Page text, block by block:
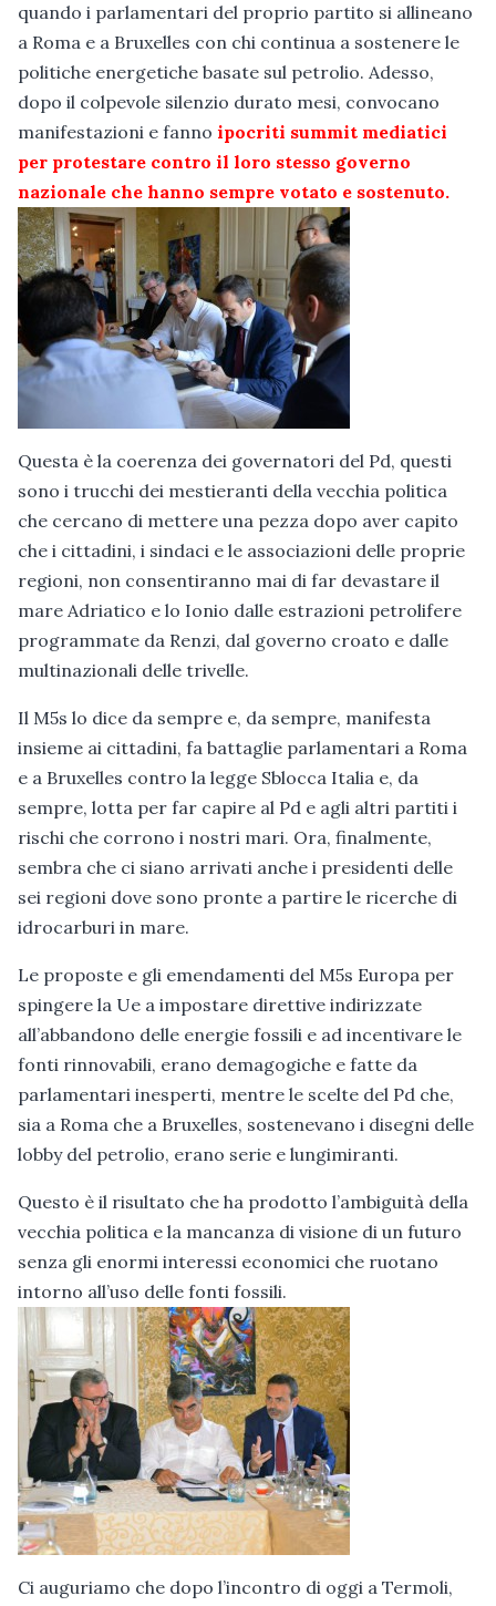
quando i parlamentari del proprio partito si allineano
a Roma e a Bruxelles con chi continua a sostenere le
politiche energetiche basate sul petrolio. Adesso,
dopo il colpevole silenzio durato mesi, convocano
manifestazioni e fanno ipocriti summit mediatici
per protestare contro il loro stesso governo
nazionale che hanno sempre votato e sostenuto.
Questa è la coerenza dei governatori del Pd, questi
sono i trucchi dei mestieranti della vecchia politica
che cercano di mettere una pezza dopo aver capito
che i cittadini, i sindaci e le associazioni delle proprie
regioni, non consentiranno mai di far devastare il
mare Adriatico e lo Ionio dalle estrazioni petrolifere
programmate da Renzi, dal governo croato e dalle
multinazionali delle trivelle.
Il M5s lo dice da sempre e, da sempre, manifesta
insieme ai cittadini, fa battaglie parlamentari a Roma
e a Bruxelles contro la legge Sblocca Italia e, da
sempre, lotta per far capire al Pd e agli altri partiti i
rischi che corrono i nostri mari. Ora, finalmente,
sembra che ci siano arrivati anche i presidenti delle
sei regioni dove sono pronte a partire le ricerche di
idrocarburi in mare.
Le proposte e gli emendamenti del M5s Europa per
spingere la Ue a impostare direttive indirizzate
all’abbandono delle energie fossili e ad incentivare le
fonti rinnovabili, erano demagogiche e fatte da
parlamentari inesperti, mentre le scelte del Pd che,
sia a Roma che a Bruxelles, sostenevano i disegni delle
lobby del petrolio, erano serie e lungimiranti.
Questo è il risultato che ha prodotto l’ambiguità della
vecchia politica e la mancanza di visione di un futuro
senza gli enormi interessi economici che ruotano
intorno all’uso delle fonti fossili.
Ci auguriamo che dopo l’incontro di oggi a Termoli,